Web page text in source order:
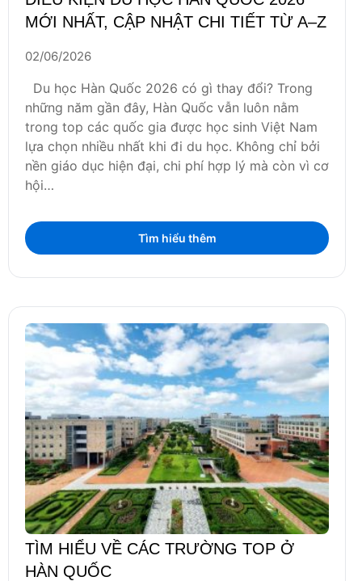
MỚI NHẤT, CẬP NHẬT CHI TIẾT TỪ A–Z
02/06/2026
Du học Hàn Quốc 2026 có gì thay đổi? Trong
những năm gần đây, Hàn Quốc vẫn luôn nằm
trong top các quốc gia được học sinh Việt Nam
lựa chọn nhiều nhất khi đi du học. Không chỉ bởi
nền giáo dục hiện đại, chi phí hợp lý mà còn vì cơ
hội…
Tìm hiểu thêm
TÌM HIỂU VỀ CÁC TRƯỜNG TOP Ở
HÀN QUỐC